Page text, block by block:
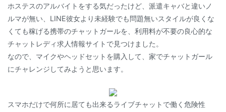
ホステスのアルバイトをする気だったけど、派遣キャバと違いノ
ルマが無い、LINE彼女より未経験でも問題無いスタイルが良くな
くても稼げる携帯のチャットガールを、利用料が不要の良心的な
チャットレディ求人情報サイトで見つけました。
なので、マイクやヘッドセットを購入して、家でチャットガール
にチャレンジしてみようと思います。
スマホだけで何所に居ても出来るライブチャットで働く危険性